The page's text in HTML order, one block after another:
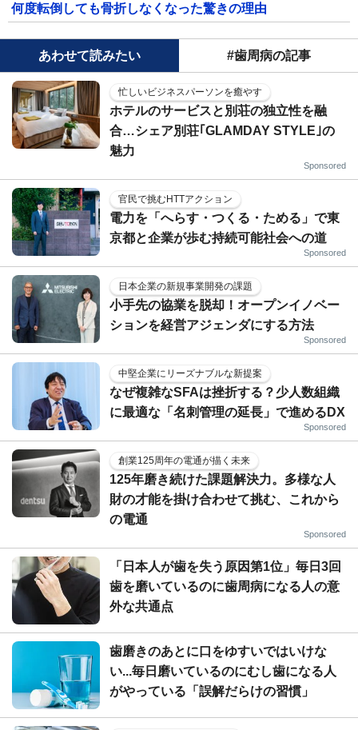
何度転倒しても骨折しなくなった驚きの理由
あわせて読みたい #歯周病の記事
忙しいビジネスパーソンを癒やす
ホテルのサービスと別荘の独立性を融
合…シェア別荘｢GLAMDAY STYLE｣の
魅力
Sponsored
官民で挑むHTTアクション
電力を「へらす・つくる・ためる」で東
京都と企業が歩む持続可能社会への道
Sponsored
日本企業の新規事業開発の課題
小手先の協業を脱却！オープンイノベー
ションを経営アジェンダにする方法
Sponsored
中堅企業にリーズナブルな新提案
なぜ複雑なSFAは挫折する？少人数組織
に最適な「名刺管理の延長」で進めるDX
Sponsored
創業125周年の電通が描く未来
125年磨き続けた課題解決力。多様な人
財の才能を掛け合わせて挑む、これから
の電通
Sponsored
「日本人が歯を失う原因第1位」毎日3回
歯を磨いているのに歯周病になる人の意
外な共通点
歯磨きのあとに口をゆすいではいけな
い...毎日磨いているのにむし歯になる人
がやっている「誤解だらけの習慣」